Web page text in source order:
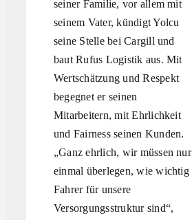
seiner Familie, vor allem mit
seinem Vater, kündigt Yolcu
seine Stelle bei Cargill und
baut Rufus Logistik aus. Mit
Wertschätzung und Respekt
begegnet er seinen
Mitarbeitern, mit Ehrlichkeit
und Fairness seinen Kunden.
„Ganz ehrlich, wir müssen nur
einmal überlegen, wie wichtig
Fahrer für unsere
Versorgungsstruktur sind“,